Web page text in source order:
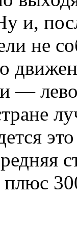
и,
не
—
плюс